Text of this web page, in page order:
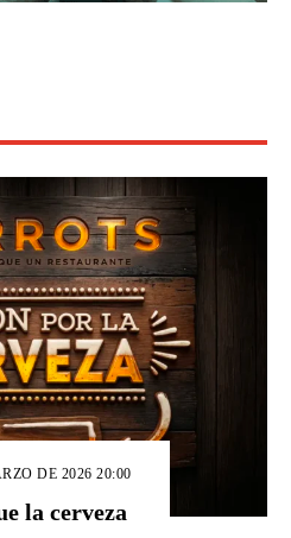
DE 2026 20:00
la cerveza